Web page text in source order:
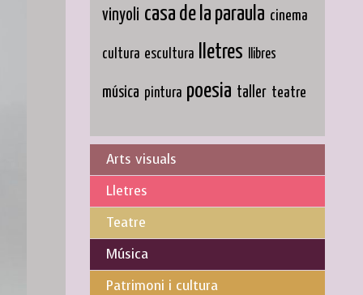
vinyoli casa de la paraula cinema
cultura escultura lletres llibres
música pintura poesia taller teatre
Arts visuals
Lletres
Teatre
Música
Patrimoni i cultura